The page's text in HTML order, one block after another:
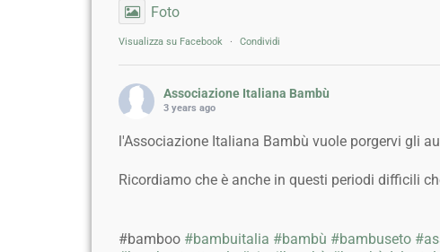
Foto
Visualizza su Facebook · Condividi
Associazione Italiana Bambù
3 years ago
l'Associazione Italiana Bambù vuole porgervi gli
Ricordiamo che è anche in questi periodi difficili
#bamboo #bambuitalia #bambù #bambuseto